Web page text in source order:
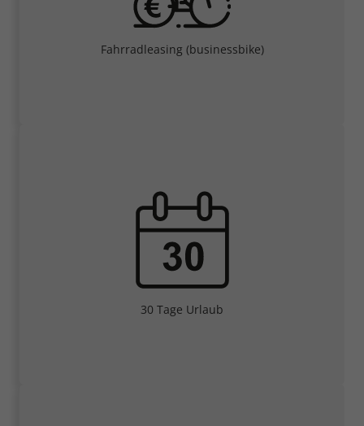
Fahrradleasing (businessbike)
30 Tage Urlaub